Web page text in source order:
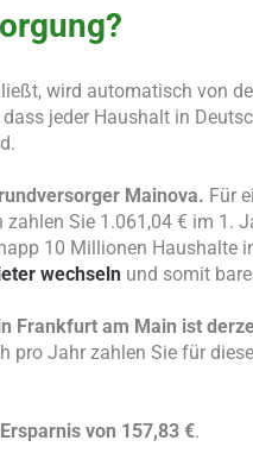
wird automatisch von
jeder Haushalt in
Mainova. Für
Sie 1.061,04 € im 1.
10 Millionen Haushalte
wechseln und somit
Frankfurt am Main ist
pro Jahr zahlen Sie für
von 157,83 €.